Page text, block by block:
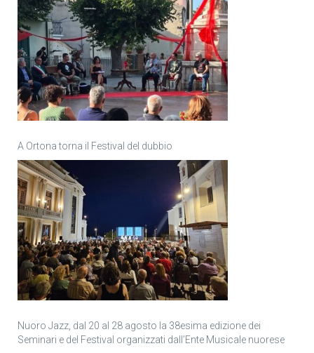
A Ortona torna il Festival del dubbio
Nuoro Jazz, dal 20 al 28 agosto la 38esima edizione dei
Seminari e del Festival organizzati dall’Ente Musicale nuorese